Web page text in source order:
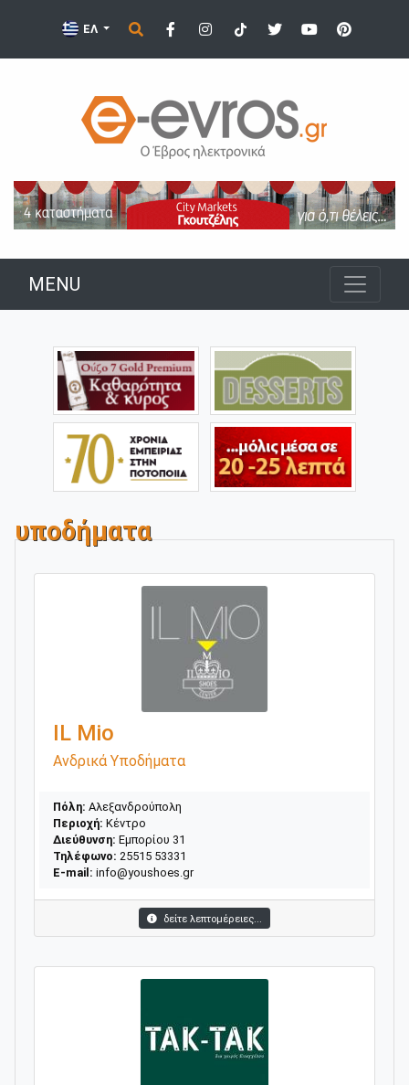
ΕΛ
MENU
υποδήματα
IL Mio
Ανδρικά Υποδήματα
Πόλη: Αλεξανδρούπολη
Περιοχή: Κέντρο
Διεύθυνση: Εμπορίου 31
Τηλέφωνο: 25515 53331
E-mail: info@youshoes.gr
δείτε λεπτομέρειες...